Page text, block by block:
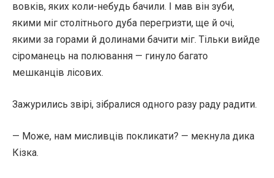
вовків, яких коли-небудь бачили. І мав він зуби,
якими міг столітнього дуба перегризти, ще й очі,
якими за горами й долинами бачити міг. Тільки вийде
сіроманець на полювання — гинуло багато
мешканців лісових.
Зажурились звірі, зібралися одного разу раду радити.
— Може, нам мисливців покликати? — мекнула дика
Кізка.